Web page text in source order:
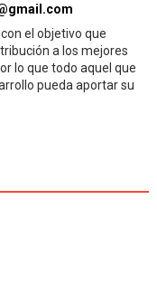
el objetivo que
a los mejores
lo que todo aquel que
pueda aportar su